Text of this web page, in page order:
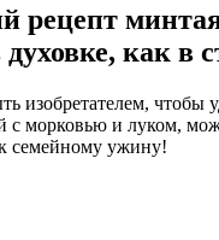
рецепт
как в
изобретателем, чтобы
морковью и луком,
семейному ужину!